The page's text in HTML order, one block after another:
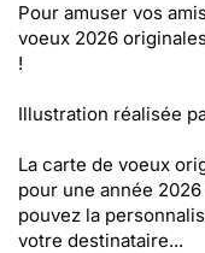
Pour amuser vos
voeux 2026
!
Illustration réalisée
La carte de voeux
pour une année
pouvez la
votre destinataire...